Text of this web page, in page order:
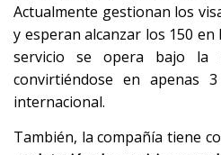
Actualmente gestionan los
y esperan alcanzar los 150
servicio se opera bajo la
convirtiéndose en apenas
internacional.
También, la compañía tiene